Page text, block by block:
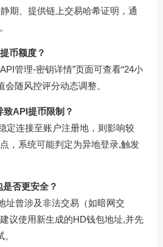
期、提供链上交易哈希证明，通
币额度？
管理-密钥详情”页面可查看“24小
会随风控评分动态调整。
API提币限制？
定连接至账户注册地，则影响较
，系统可能判定为异地登录,触发
否更安全？
址曾涉及非法交易（如暗网交
议使用新生成的HD钱包地址,并先